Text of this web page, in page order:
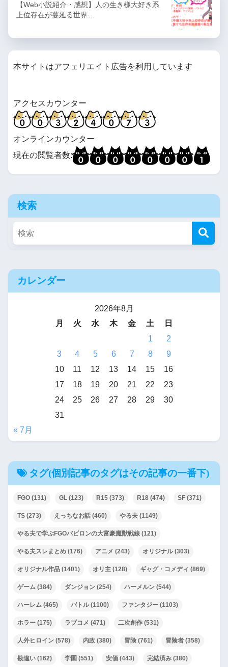
【Web小説紹介・感想】人の生き様大好き系
上位存在が蔓延る世界…
本サイトはアフェリエイト広告を利用しています
アクセスカウンター
オンラインカウンター
現在の閲覧者数:
検索
カレンダー
2026年8月
月
火 水 木 金 土
日
1
2
3
4 5 6 7 8
9
10
11 12 13 14 15
16
17
18 19 20 21 22
23
24
25 26 27 28 29
30
31
« 7月
タグ(個別記事のタグはその記事の一番下)
FGO (131) GL (123) R15 (373) R18 (474) SF (371)
TS (273) えっちなお話 (460) やる夫 (1149)
やる夫で学ぶFGOバビロンの大富豪魔獣戦線 (121)
やる夫スレまとめ (176) アニメ (243) オリジナル(303)
オリジナル作品 (1401) オリ主 (128) ギャグ・コメディ (869)
ゲーム (384) ダンジョン (254) ハーメルン (544)
ハーレム (465) バトル(1100) ファンタジー (1103)
ホラー (175) ラブコメ (471) 二次創作 (531)
人外ヒロイン (578) 内政 (380) 冒険 (761) 冒険者 (358)
勘違い (162) 学園 (551) 安価 (443) 完結済み (380)